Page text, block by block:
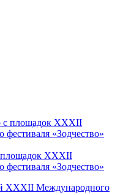
площадок XXXII
«Зодчество»